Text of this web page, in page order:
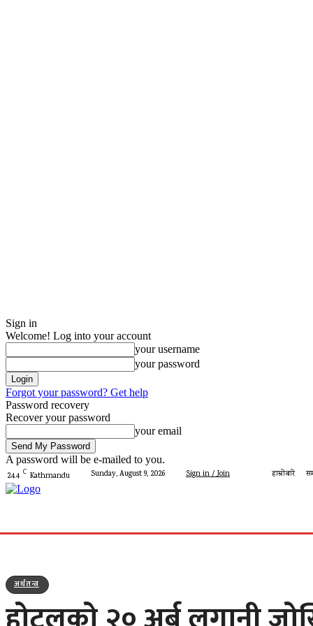
Sign in
Welcome! Log into your account
your username
your password
Forgot your password? Get help
Password recovery
Recover your password
your email
A password will be e-mailed to you.
24.4 C Kathmandu Sunday, August 9, 2026 Sign in / Join हाम्रोबारे
अर्थतन्त्र